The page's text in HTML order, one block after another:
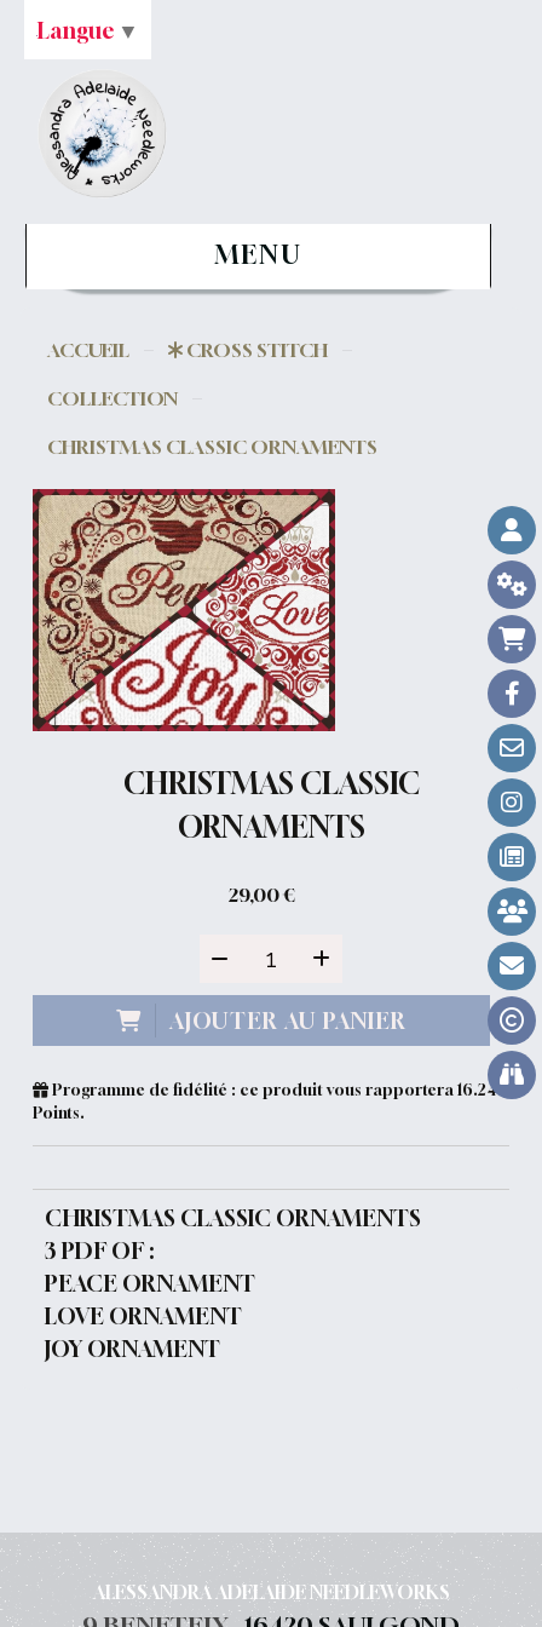
MENU
ACCUEIL
CROSS STITCH
COLLECTION
CHRISTMAS CLASSIC ORNAMENTS
CHRISTMAS CLASSIC
ORNAMENTS
29,00€
AJOUTER AU PANIER
Programme de fidélité : ce produit vous rapportera16.24
Points.
CHRISTMAS CLASSIC ORNAMENTS
3 PDF OF :
PEACE ORNAMENT
LOVE ORNAMENT
JOY ORNAMENT
ALESSANDRA ADELAIDE NEEDLEWORKS
Langue ▼